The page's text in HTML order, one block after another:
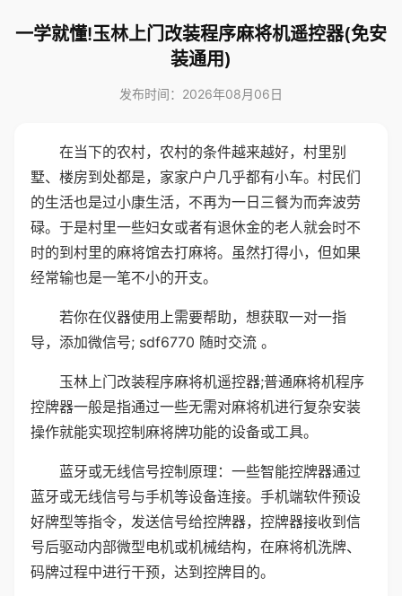
一学就懂!玉林上门改装程序麻将机遥控器(免安
装通用)
发布时间：2026年08月06日
在当下的农村，农村的条件越来越好，村里别
墅、楼房到处都是，家家户户几乎都有小车。村民们
的生活也是过小康生活，不再为一日三餐为而奔波劳
碌。于是村里一些妇女或者有退休金的老人就会时不
时的到村里的麻将馆去打麻将。虽然打得小，但如果
经常输也是一笔不小的开支。
若你在仪器使用上需要帮助，想获取一对一指
导，添加微信号; sdf6770 随时交流 。
玉林上门改装程序麻将机遥控器;普通麻将机程序
控牌器一般是指通过一些无需对麻将机进行复杂安装
操作就能实现控制麻将牌功能的设备或工具。
蓝牙或无线信号控制原理：一些智能控牌器通过
蓝牙或无线信号与手机等设备连接。手机端软件预设
好牌型等指令，发送信号给控牌器，控牌器接收到信
号后驱动内部微型电机或机械结构，在麻将机洗牌、
码牌过程中进行干预，达到控牌目的。